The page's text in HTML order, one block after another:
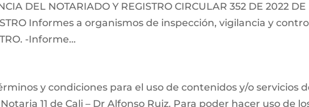
DEL NOTARIADO Y REGISTRO CIRCULAR 352 DE 2022 DE
Informes a organismos de inspección, vigilancia y
-Informe…
y condiciones para el uso de contenidos y/o servicios
11 de Cali – Dr Alfonso Ruiz. Para poder hacer uso de